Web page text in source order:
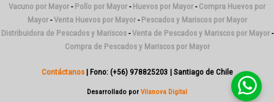
Vacuno por Mayor - Pollo por Mayor - Huevos por Mayor - Compra Huevos por
Mayor-Venta Huevos por Mayor- Pescados y Mariscos por Mayor
Distribuidora de Pescados y Mariscos-Venta de Pescados y Mariscos por Mayor-
Compra de Pescados y Mariscos por Mayor
Contáctanos| Fono: (+56) 978825203 | Santiago de Chile
Desarrollado por Vilanova Digital